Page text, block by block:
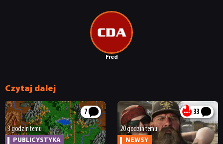
NEWSY
RECENZJE
Fred
Czytaj dalej
7
3 godzin temu
PUBLICYSTYKA
33
20 godzin temu
NEWSY